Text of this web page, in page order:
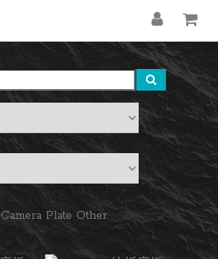
Camera Plate Other